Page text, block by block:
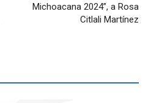
Michoacana 2024”, a Rosa
Citlali Martínez